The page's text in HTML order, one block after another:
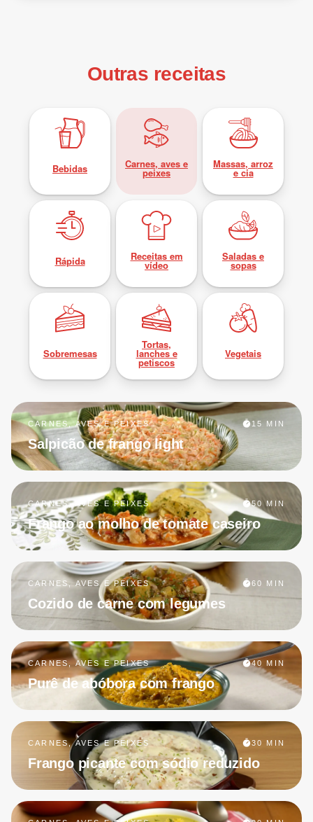
Outras receitas
Bebidas Carnes, aves e
peixes
Massas, arroz
e cia
Rápida Receitas em
vídeo
Saladas e
sopas
Sobremesas
Tortas,
lanches e
petiscos
Vegetais
CARNES, AVES E PEIXES 15 MIN
Salpicão de frango light
CARNES, AVES E PEIXES 50 MIN
Frango ao molho de tomate caseiro
CARNES, AVES E PEIXES 60 MIN
Cozido de carne com legumes
CARNES, AVES E PEIXES 40 MIN
Purê de abóbora com frango
CARNES, AVES E PEIXES 30 MIN
Frango picante com sódio reduzido